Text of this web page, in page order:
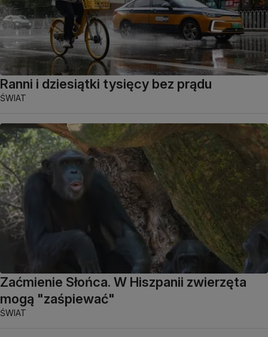
Ranni i dziesiątki tysięcy bez prądu
ŚWIAT
Zaćmienie Słońca. W Hiszpanii zwierzęta
mogą "zaśpiewać"
ŚWIAT